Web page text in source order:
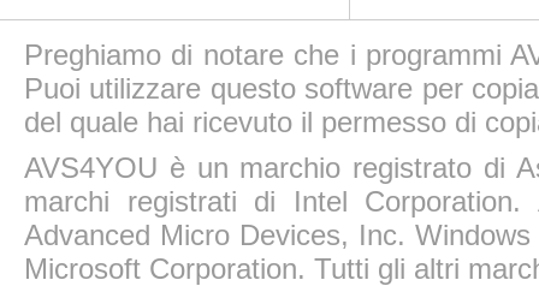
Preghiamo di notare che i programmi
Puoi utilizzare questo software per
del quale hai ricevuto il permesso di
AVS4YOU è un marchio registrato di
marchi registrati di Intel
Advanced Micro Devices, Inc.
Microsoft Corporation. Tutti gli altri